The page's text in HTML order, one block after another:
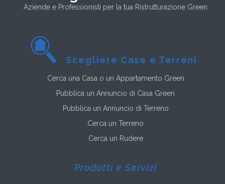
Aziende e Professionisti per la tua Ristrutturazione Green
Scegliere Case e Terreni
Cerca una Casa o un Appartamento Green
Pubblica un Annuncio di Casa Green
Pubblica un Annuncio di Terreno
Cerca un Terreno
Cerca un Rudere
Prodotti e Servizi